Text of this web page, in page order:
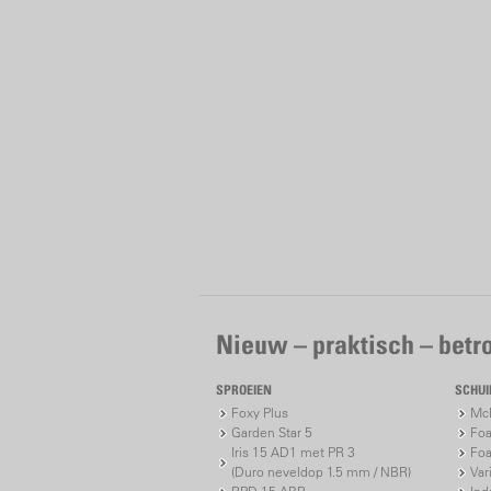
Nieuw – praktisch –
SPROEIEN
Foxy Plus
Garden Star 5
Iris 15 AD1 met PR 3
(Duro neveldop 1.5 mm / NBR)